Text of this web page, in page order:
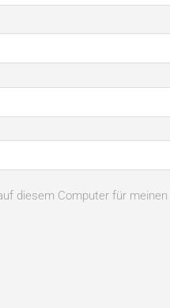
diesem Computer für